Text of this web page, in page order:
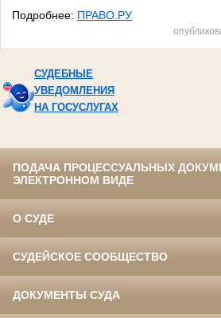
Подробнее: ПРАВО.РУ
СУДЕБНЫЕ
УВЕДОМЛЕНИЯ
НА ГОСУСЛУГАХ
ПОДАЧА ПРОЦЕССУАЛЬНЫХ
ЭЛЕКТРОННОМ ВИДЕ
О СУДЕ
СУДЕЙСКОЕ СООБЩЕСТВО
ДОКУМЕНТЫ СУДА